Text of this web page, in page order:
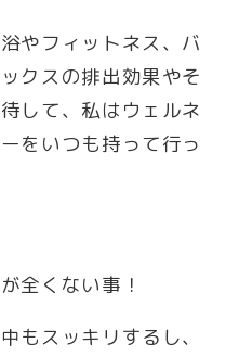
やフィットネス、バ
クスの排出効果やそ
して、私はウェルネ
をいつも持って行っ
全くない事！
もスッキリするし、